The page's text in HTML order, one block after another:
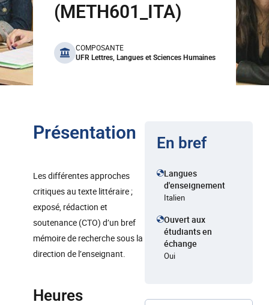
(METH601_ITA)
benefits
COMPOSANTE
UFR Lettres, Langues et Sciences Humaines
Présentation
Les différentes approches
critiques au texte littéraire ;
exposé, rédaction et
soutenance (CTO) d’un bref
mémoire de recherche sous la
direction de l’enseignant.
Heures
En bref
Langues
d'enseignement
Italien
Ouvert aux
étudiants en
échange
Oui